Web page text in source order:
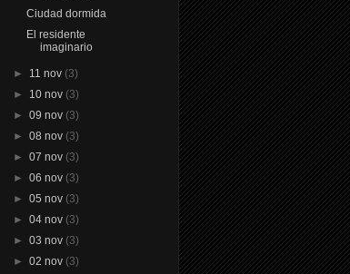
Ciudad dormida
El residente
imaginario
► 11 nov (3)
► 10 nov (3)
► 09 nov (3)
► 08 nov (3)
► 07 nov (3)
► 06 nov (3)
► 05 nov (3)
► 04 nov (3)
► 03 nov (3)
► 02 nov (3)